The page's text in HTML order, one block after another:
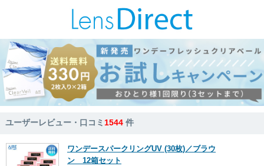
ユーザーレビュー・口コミ1544 件
ワンデースパークリングUV (30枚)／ブラウ
ン 12箱セット